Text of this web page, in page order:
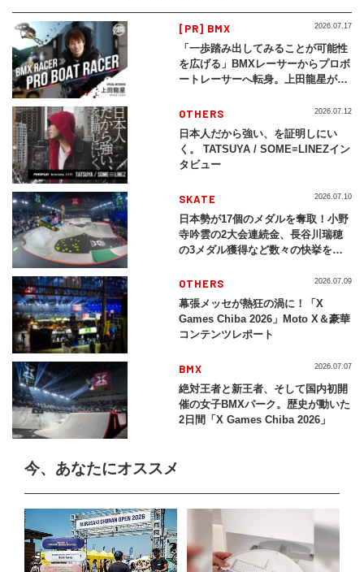
[PR] BMX
「一歩踏み出してみることが可能性
を広げる」BMXレーサーからプロボ
ートレーサーへ転身。上田龍星が体
2026.07.17
OTHERS
日本人だから強い、を証明しにい
く。 TATSUYA / SOME≡LINEZイン
タビュー
2026.07.12
SKATE
日本勢が17個のメダルを奪取！小野
寺吟雲の2大会連続金、長谷川瑞穂
の3メダル獲得など数々の快挙をプ
2026」
2026.07.10
OTHERS
幕張メッセが熱狂の渦に！「X
Games Chiba 2026」Moto X＆豪華
コンテンツレポート
2026.07.09
BMX
絶対王者と新王者、そして国内初開
催の女子BMXパーク。歴史が動いた
2日間「X Games Chiba 2026」
2026.07.07
今、あなたにオススメ